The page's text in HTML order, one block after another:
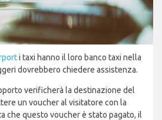
i taxi hanno il loro banco taxi nella
dovrebbero chiedere assistenza.
verificherà la destinazione del
un voucher al visitatore con la
che questo voucher è stato pagato, il